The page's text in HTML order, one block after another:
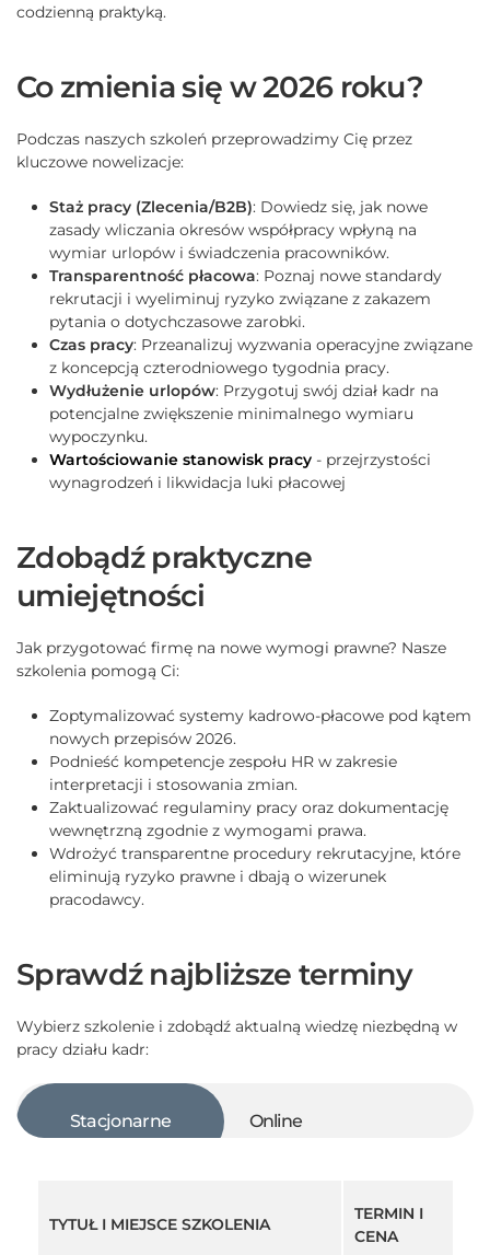
codzienną praktyką.
Co zmienia się w 2026 roku?
Podczas naszych szkoleń przeprowadzimy Cię przez
kluczowe nowelizacje:
Staż pracy (Zlecenia/B2B): Dowiedz się, jak nowe
zasady wliczania okresów współpracy wpłyną na
wymiar urlopów i świadczenia pracowników.
Transparentność płacowa: Poznaj nowe standardy
rekrutacji i wyeliminuj ryzyko związane z zakazem
pytania o dotychczasowe zarobki.
Czas pracy: Przeanalizuj wyzwania operacyjne związane
z koncepcją czterodniowego tygodnia pracy.
Wydłużenie urlopów: Przygotuj swój dział kadr na
potencjalne zwiększenie minimalnego wymiaru
wypoczynku.
Wartościowanie stanowisk pracy - przejrzystości
wynagrodzeń i likwidacja luki płacowej
Zdobądź praktyczne
umiejętności
Jak przygotować firmę na nowe wymogi prawne? Nasze
szkolenia pomogą Ci:
Zoptymalizować systemy kadrowo-płacowe pod kątem
nowych przepisów 2026.
Podnieść kompetencje zespołu HR w zakresie
interpretacji i stosowania zmian.
Zaktualizować regulaminy pracy oraz dokumentację
wewnętrzną zgodnie z wymogami prawa.
Wdrożyć transparentne procedury rekrutacyjne, które
eliminują ryzyko prawne i dbają o wizerunek
pracodawcy.
Sprawdź najbliższe terminy
Wybierz szkolenie i zdobądź aktualną wiedzę niezbędną w
pracy działu kadr:
Stacjonarne Online
TYTUŁ I MIEJSCE SZKOLENIA
TERMIN I
CENA